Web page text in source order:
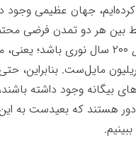
جهان عظیمی وجود
بین هر دو تمدن فرضی
۲۰۰ سال نوری باشد؛
تریلیون مایل‌ست. بنابراین،
بیگانه وجود داشته باشند،
دور هستند که بعیدست به
ببینیم.